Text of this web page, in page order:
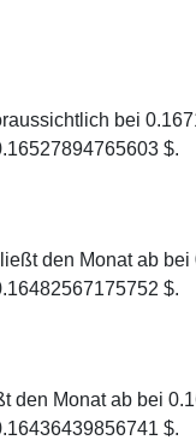
bei
$.
den Monat ab
$.
Monat ab bei
$.